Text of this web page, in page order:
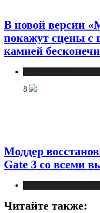
В новой версии
покажут сцены с
камней
8
Моддер
Gate 3 со всеми
Читайте также: